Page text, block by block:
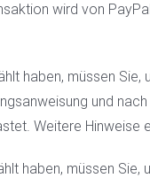
wird von
haben, müssen Sie,
und
Weitere Hinweise
haben, müssen Sie,